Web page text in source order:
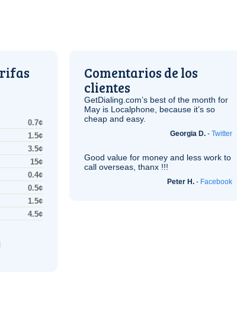
0.7¢
1.5¢
3.5¢
15¢
0.4¢
0.5¢
1.5¢
4.5¢
Comentarios de los
clientes
GetDialing.com’s best of the month for
May is Localphone, because it’s so
cheap and easy.
Georgia D. - Twitter
Good value for money and less work to
call overseas, thanx !!!
Peter H. - Facebook